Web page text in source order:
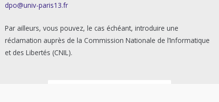
dpo@univ-paris13.fr
Par ailleurs, vous pouvez, le cas échéant, introduire une
réclamation auprès de la Commission Nationale de l’Informatique
et des Libertés (CNIL).